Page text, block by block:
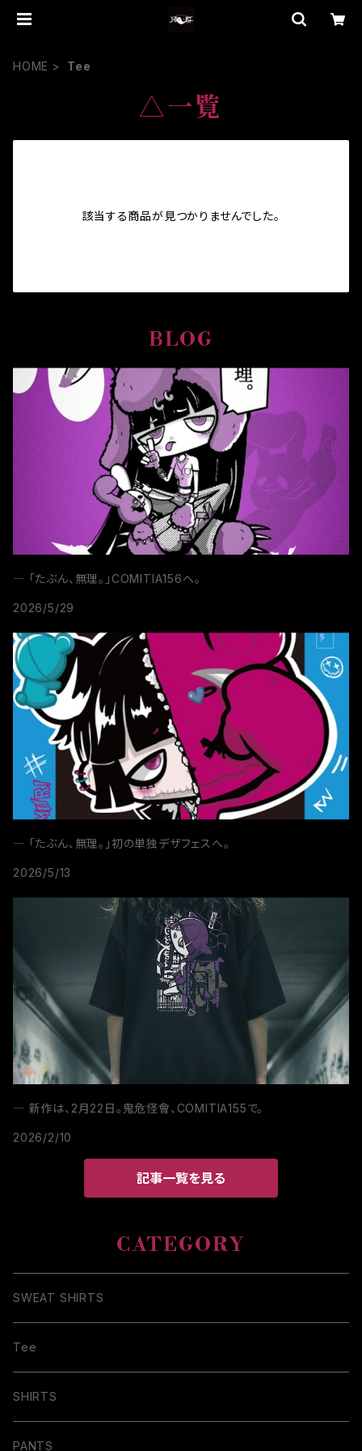
HOME Tee
△一覧
該当する商品が見つかりませんでした。
BLOG
― 「たぶん、無理。」COMITIA156へ。
2026/5/29
― 「たぶん、無理。」初の単独デザフェスへ。
2026/5/13
― 新作は、2月22日。鬼危怪會、COMITIA155で。
2026/2/10
記事一覧を見る
CATEGORY
SWEAT SHIRTS
Tee
SHIRTS
PANTS